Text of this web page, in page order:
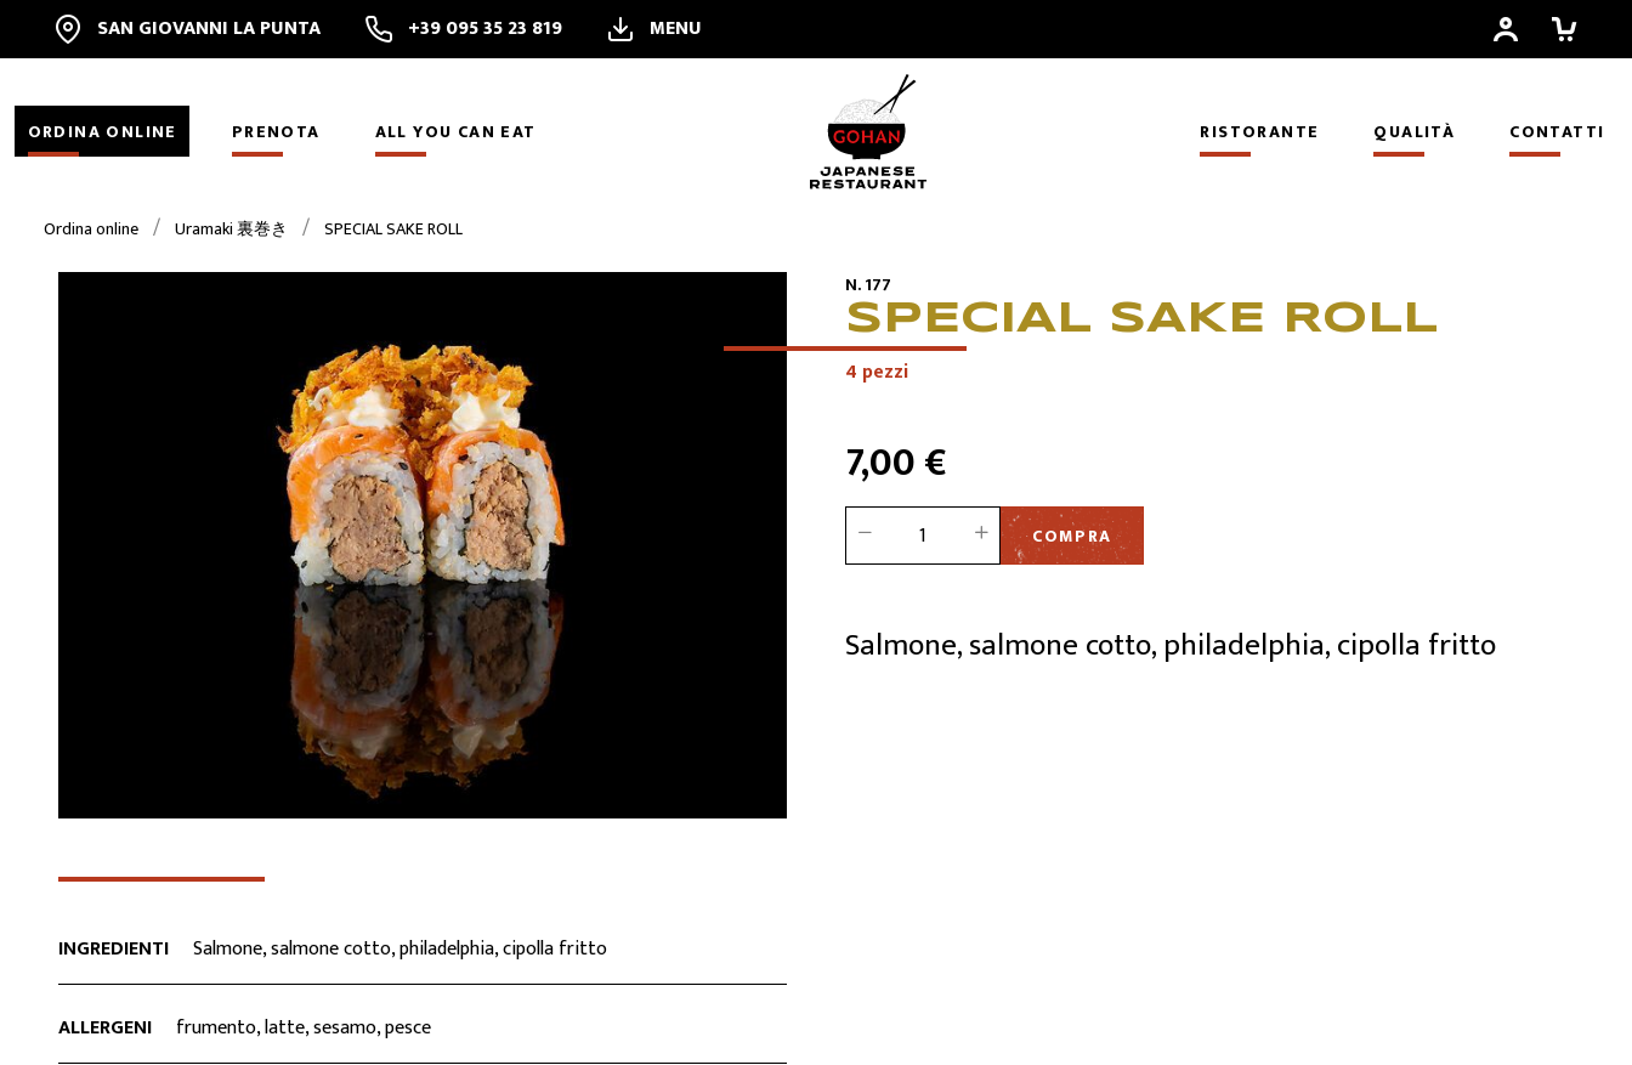
SAN GIOVANNI LA PUNTA +39 095 35 23 819 MENU
ORDINA ONLINE PRENOTA ALL YOU CAN EAT RISTORANTE QUALITÀ CONTATTI
PRENOTA
RISTORANTE
Ordina online Uramaki 裏巻き SPECIAL SAKE ROLL
N. 177
SPECIAL SAKE ROLL
4 pezzi
7,00 €
COMPRA
Salmone, salmone cotto, philadelphia, cipolla fritto
INGREDIENTI Salmone, salmone cotto, philadelphia, cipolla fritto
ALLERGENI frumento, latte, sesamo, pesce